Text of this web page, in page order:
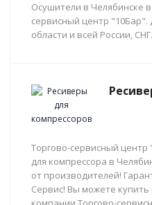
Осушители в Челябинске
сервисный центр "10Бар".
области и всей России,
Торгово-сервисный
для компрессора в
от производителей!
Сервис! Вы можете